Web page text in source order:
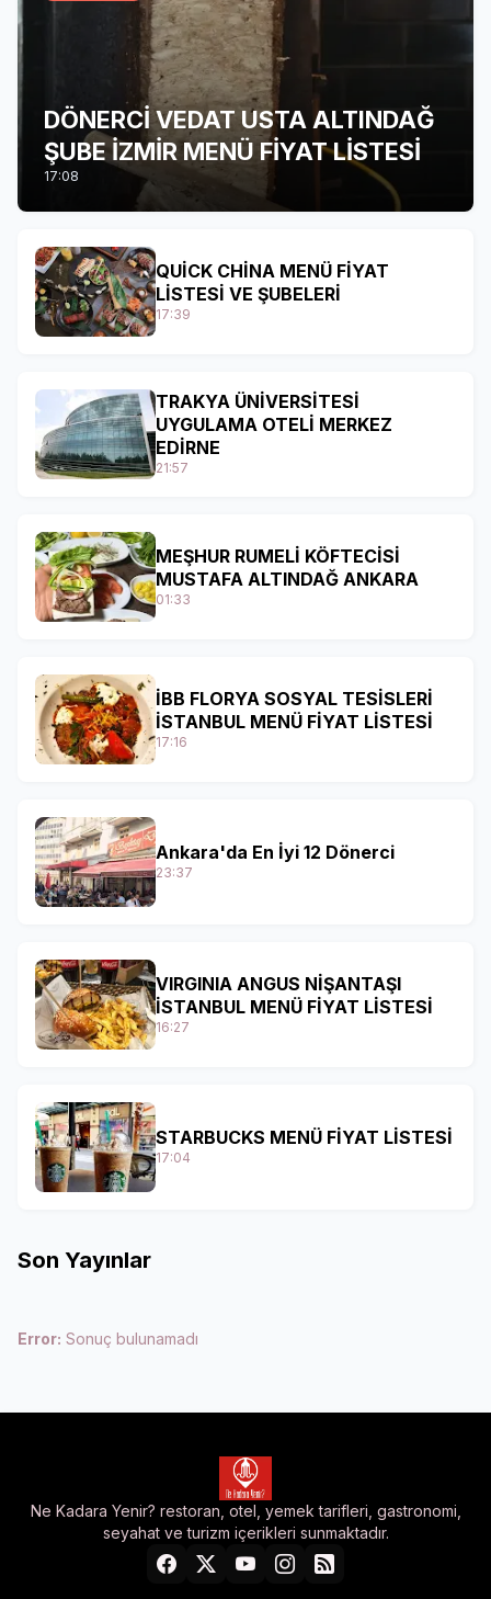
DÖNERCİ VEDAT USTA ALTINDAĞ
ŞUBE İZMİR MENÜ FİYAT LİSTESİ
17:08
QUİCK CHİNA MENÜ FİYAT
LİSTESİ VE ŞUBELERİ
17:39
TRAKYA ÜNİVERSİTESİ
UYGULAMA OTELİ MERKEZ
EDİRNE
21:57
MEŞHUR RUMELİ KÖFTECİSİ
MUSTAFA ALTINDAĞ ANKARA
01:33
İBB FLORYA SOSYAL TESİSLERİ
İSTANBUL MENÜ FİYAT LİSTESİ
17:16
Ankara'da En İyi 12 Dönerci
23:37
VIRGINIA ANGUS NİŞANTAŞI
İSTANBUL MENÜ FİYAT LİSTESİ
16:27
STARBUCKS MENÜ FİYAT LİSTESİ
17:04
Son Yayınlar
Error: Sonuç bulunamadı
Ne Kadara Yenir? restoran, otel, yemek tarifleri, gastronomi,
seyahat ve turizm içerikleri sunmaktadır.